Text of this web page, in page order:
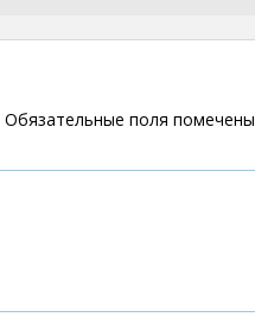
Обязательные поля помечены